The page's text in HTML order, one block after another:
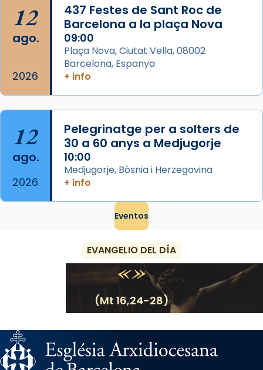
Foto
View on Facebook · Share
12
ago.
2026
437 Festes de Sant Roc de
Barcelona a la plaça Nova
09:00
Plaça Nova, Ciutat Vella, 08002
Barcelona, Espanya
+ info
12
ago.
2026
Pelegrinatge per a solters de
30 a 60 anys a Medjugorje
10:00
Medjugorje, Bòsnia i Herzegovina
+ info
Eventos
EVANGELIO DEL DÍA
(Mt 16,24-28)